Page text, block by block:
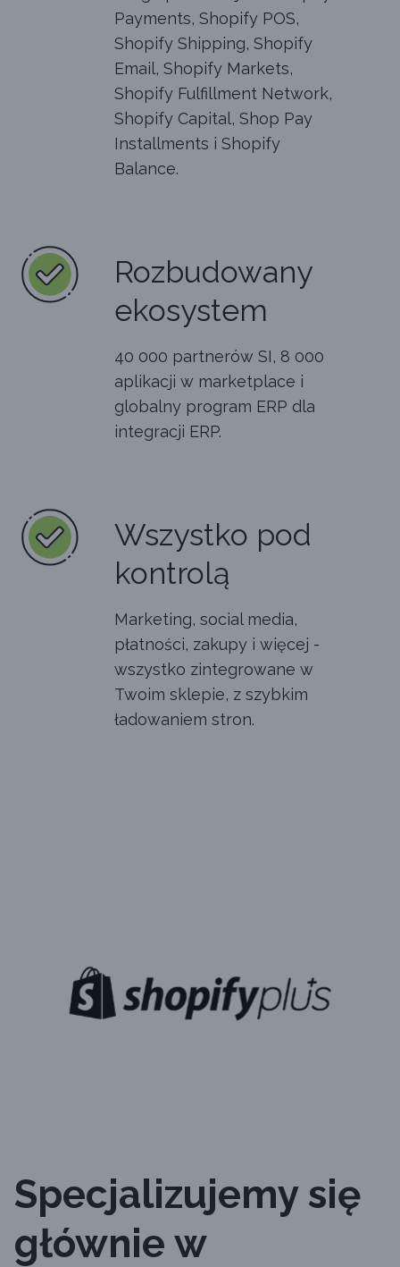
Payments, Shopify POS,
Shopify Shipping, Shopify
Email, Shopify Markets,
Shopify Fulfillment Network,
Shopify Capital, Shop Pay
Installments i Shopify
Balance.
Rozbudowany
ekosystem
40 000 partnerów SI, 8 000
aplikacji w marketplace i
globalny program ERP dla
integracji ERP.
Wszystko pod
kontrolą
Marketing, social media,
płatności, zakupy i więcej -
wszystko zintegrowane w
Twoim sklepie, z szybkim
ładowaniem stron.
Specjalizujemy się
głównie w